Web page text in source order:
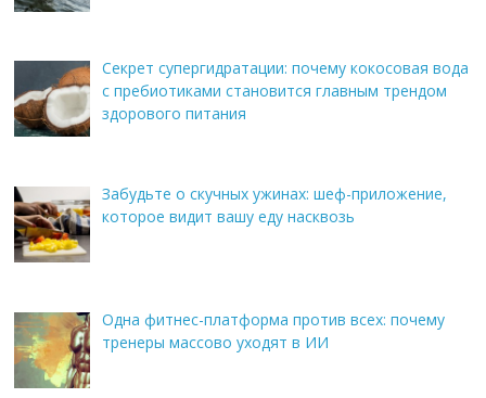
Секрет супергидратации: почему кокосовая вода
с пребиотиками становится главным трендом
здорового питания
Забудьте о скучных ужинах: шеф-приложение,
которое видит вашу еду насквозь
Одна фитнес-платформа против всех: почему
тренеры массово уходят в ИИ